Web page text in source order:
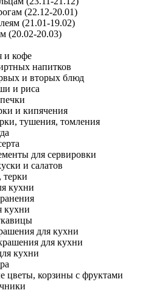
(22.12-20.01)
(21.01-19.02)
(20.02-20.03)
и кофе
напитков
и вторых блюд
и риса
и кипячения
тушения, томления
для сервировки
и салатов
терки
кухни
кухни
для кухни
для кухни
кухни
цветы, корзины с фруктами